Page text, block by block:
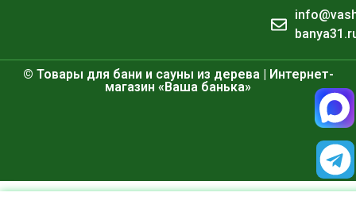
© Товары для бани и сауны из дерева | Интернет-
магазин «Ваша банька»